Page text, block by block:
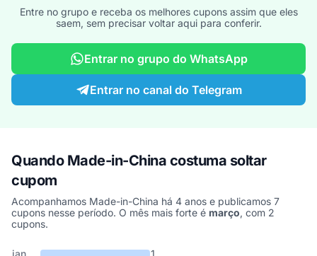
Entre no grupo e receba os melhores cupons assim que eles
saem, sem precisar voltar aqui para conferir.
Entrar no grupo do WhatsApp
Entrar no canal do Telegram
Quando Made-in-China costuma soltar
cupom
Acompanhamos Made-in-China há 4 anos e publicamos 7
cupons nesse período. O mês mais forte é março, com 2
cupons.
Cupons de Made-in-China publicados por mês, somando os
Mês Cupons publicadosDesconto médio
jan 1